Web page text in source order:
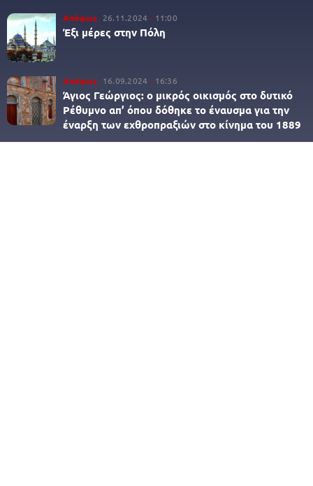
Απόψεις 26.11.2024 11:00
Έξι μέρες στην Πόλη
Απόψεις 16.09.2024 16:36
Άγιος Γεώργιος: ο μικρός οικισμός στο δυτικό
Ρέθυμνο απ’ όπου δόθηκε το έναυσμα για την
έναρξη των εχθροπραξιών στο κίνημα του 1889